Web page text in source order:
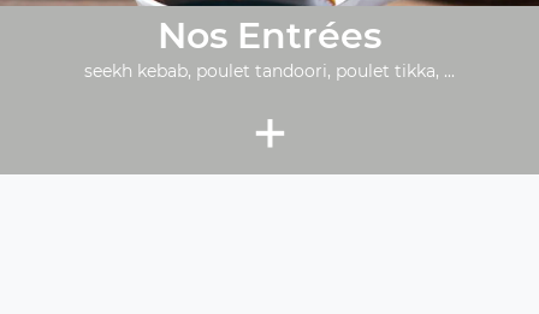
Nos Entrées
seekh kebab, poulet tandoori, poulet tikka, ...
+